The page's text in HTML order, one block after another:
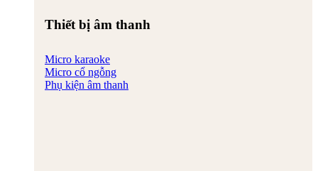
Thiết bị âm thanh
Micro karaoke
Micro cổ ngỗng
Phụ kiện âm thanh